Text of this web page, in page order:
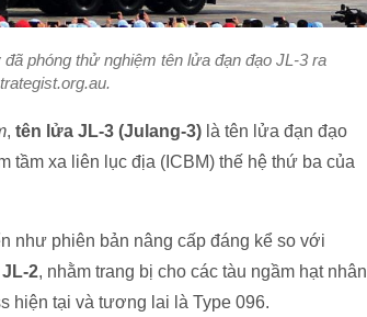
phóng thử nghiệm tên lửa đạn đạo JL-3 ra
, tên lửa JL-3 (Julang-3) là tên lửa đạn đạo
tầm xa liên lục địa (ICBM) thế hệ thứ ba của
như phiên bản nâng cấp đáng kể so với
JL-2, nhằm trang bị cho các tàu ngầm hạt nhân
hiện tại và tương lai là Type 096.